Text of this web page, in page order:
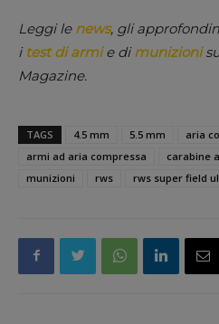
Leggi le news, gli
i test di armie dimunizioni
Magazine.
TAGS 4.5 mm 5.5 mm
aria
armi ad aria compressa
carabine
munizioni
rws rws super field